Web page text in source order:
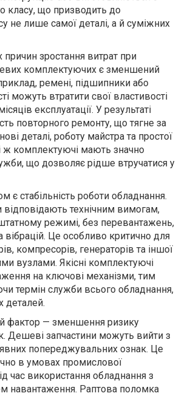
класу, що призводить до
не лише самої деталі, а й суміжних
зростання витрат при
комплектуючих є зменшений
ремені, підшипники або
можуть втратити свої властивості
експлуатації. У результаті
повторного ремонту, що тягне за
деталі, роботу майстра та простої
ж комплектуючі мають значно
що дозволяє рідше втручатися у
є стабільність роботи обладнання.
відповідають технічним вимогам,
режимі, без перевантажень,
вібрацій. Це особливо критично для
компресорів, генераторів та іншої
вузлами. Якісні комплектуючі
на ключові механізми, тим
термін служби всього обладнання,
деталей.
фактор — зменшення ризику
Дешеві запчастини можуть вийти з
попереджувальних ознак. Це
в умовах промислової
час використання обладнання з
навантаження. Раптова поломка